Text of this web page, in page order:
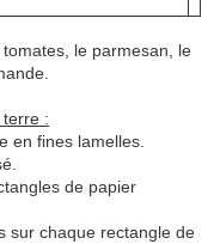
le parmesan, le
:
en fines lamelles.
de papier
sur chaque rectangle de